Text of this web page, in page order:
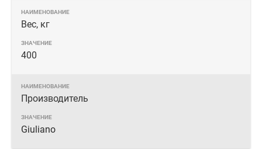
Вес, кг
400
Производитель
Giuliano